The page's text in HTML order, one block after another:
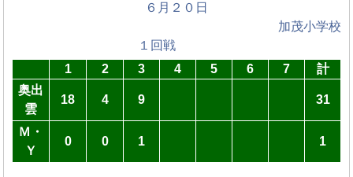
６月２０日
加茂小学校
１回戦
1
2 3 4 5 6 7
計
奥出
雲
18 4 9 31
Ｍ・
Ｙ
0 0 1 1